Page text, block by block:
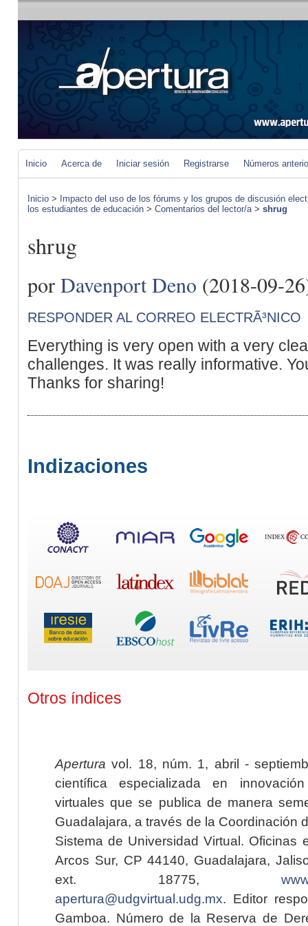
Inicio Acerca de Iniciar sesión Registrarse Números
Inicio > Impacto del uso de los fórums y los grupos de discusión
los estudiantes de educación > Comentarios del lector/a> shrug
shrug
por Davenport Deno (2018-09-
RESPONDER AL CORREO ELECTRÃ³NICO
Everything is very open with a very
challenges. It was really informative.
Thanks for sharing!
Indizaciones
Otros índices
Apertura vol. 18, núm. 1, abril -
científica especializada en
virtuales que se publica de manera
Guadalajara, a través de la Coordinación
Sistema de Universidad Virtual. Oficinas
Arcos Sur, CP 44140, Guadalajara,
ext. 18775,
apertura@udgvirtual.udg.mx. Editor
Gamboa. Número de la Reserva de